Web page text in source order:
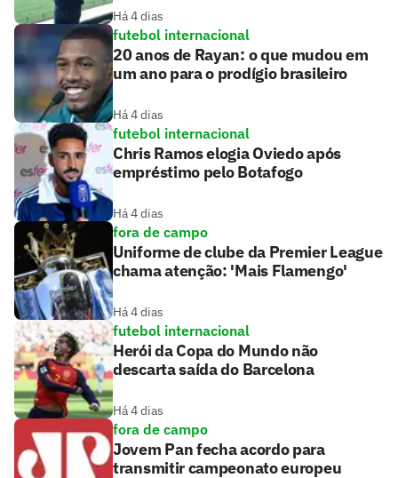
Há 4 dias
futebol internacional
20 anos de Rayan: o que mudou em
um ano para o prodígio brasileiro
Há 4 dias
futebol internacional
Chris Ramos elogia Oviedo após
empréstimo pelo Botafogo
Há 4 dias
fora de campo
Uniforme de clube da Premier League
chama atenção: 'Mais Flamengo'
Há 4 dias
futebol internacional
Herói da Copa do Mundo não
descarta saída do Barcelona
Há 4 dias
fora de campo
Jovem Pan fecha acordo para
transmitir campeonato europeu